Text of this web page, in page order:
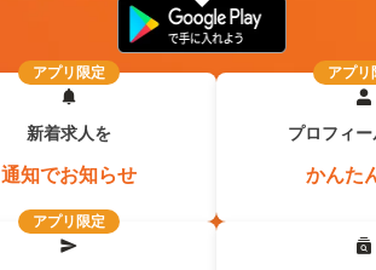
アプリ限定
新着求人を
通知でお知らせ
アプリ
プロフィ
かんた
アプリ限定